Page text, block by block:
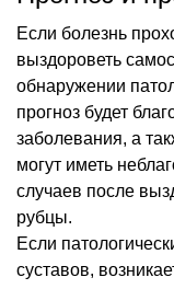
Если болезнь
выздороветь
обнаружении
прогноз будет
заболевания, а
могут иметь
случаев после
рубцы.
Если
суставов,